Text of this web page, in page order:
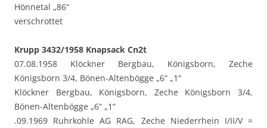
Hönnetal „86“
verschrottet
Krupp 3432/1958 Knapsack Cn2t
07.08.1958 Klöckner Bergbau, Königsborn, Zeche
Königsborn 3/4, Bönen-Altenbögge „6“ „1“
Klöckner Bergbau, Königsborn, Zeche Königsborn 3/4,
Bönen-Altenbögge „6“ „1“
.09.1969 Ruhrkohle AG RAG, Zeche Niederrhein I/II/V =